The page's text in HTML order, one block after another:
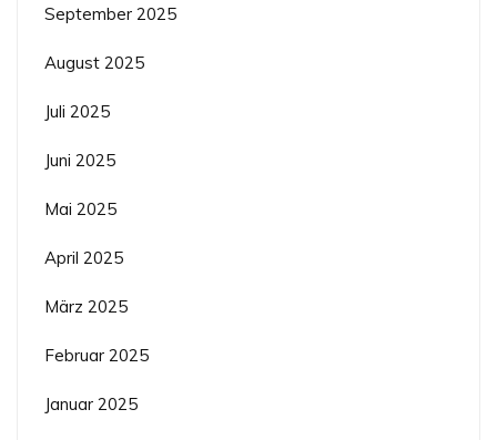
September 2025
August 2025
Juli 2025
Juni 2025
Mai 2025
April 2025
März 2025
Februar 2025
Januar 2025